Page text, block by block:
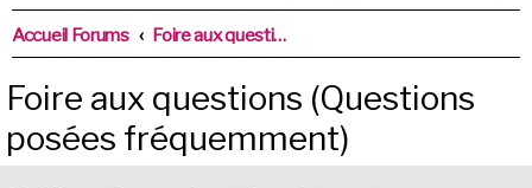
Accueil Forums Foire aux questions (Questions posées fréquemment)
Foire aux questions (Questions
posées fréquemment)